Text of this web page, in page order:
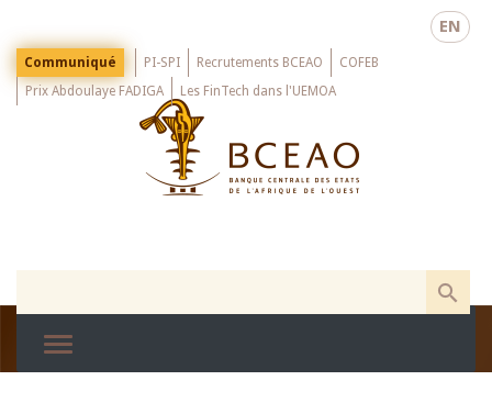
main
content
EN
Menu
Top
Communiqué PI-SPI Recrutements BCEAO
COFEB
Prix Abdoulaye FADIGA
Les FinTech dans l'UEMOA